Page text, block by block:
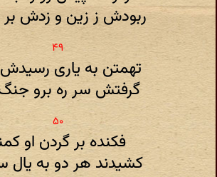
ربودش ز زین و زدش بر
تهمتن به یاری رسیدش
گرفتش سر ره برو
فکنده بر گردن او
کشیدند هر دو به یال